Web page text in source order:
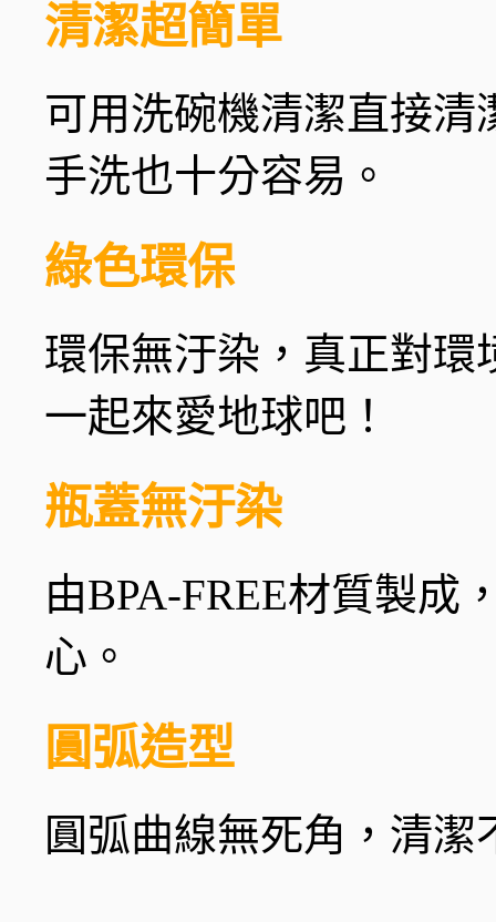
清潔超簡單
可用洗碗機清潔直接
手洗也十分容易。
綠色環保
環保無汙染，真正對環
一起來愛地球吧！
瓶蓋無汙染
由BPA-FREE材質製成
心。
圓弧造型
圓弧曲線無死角，清潔